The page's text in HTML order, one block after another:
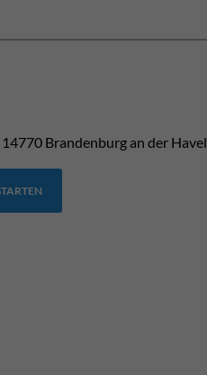
14770 Brandenburg an der Havel